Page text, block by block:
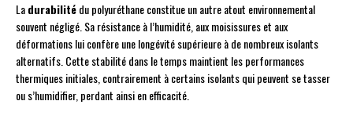
Ladurabilitédu polyuréthane constitue un autre atout environnemental
souvent négligé. Sa résistance à l’humidité, aux moisissures et aux
déformations lui confère une longévité supérieure à de nombreux isolants
alternatifs. Cette stabilité dans le temps maintient les performances
thermiques initiales, contrairement à certains isolants qui peuvent se tasser
ou s’humidifier, perdant ainsi en efficacité.